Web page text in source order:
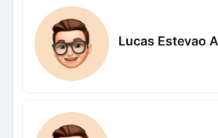
Lucas Estevao